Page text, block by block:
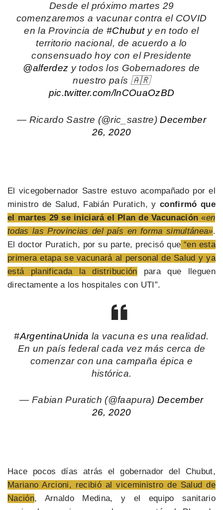
Desde el próximo martes 29
comenzaremos a vacunar contra el COVID
en la Provincia de #Chubuty en todo el
territorio nacional, de acuerdo a lo
consensuado hoy con el Presidente
@alferdez y todos los Gobernadores de
nuestro país 🇦🇷
pic.twitter.com/lnCOuaOzBD
— Ricardo Sastre (@ric_sastre)December
26, 2020
El vicegobernador Sastre estuvo acompañado por el
ministro de Salud, Fabián Puratich, y confirmó que
el martes 29 se iniciará el Plan de Vacunación «en
todas las Provincias del país en forma simultánea».
El doctor Puratich, por su parte, precisó que “en esta
primera etapa se vacunará al personal de Salud y ya
está planificada la distribución para que lleguen
directamente a los hospitales con UTI”.
#ArgentinaUnida la vacuna es una realidad.
En un país federal cada vez más cerca de
comenzar con una campaña épica e
histórica.
— Fabian Puratich (@faapura)December
26, 2020
Hace pocos días atrás el gobernador del Chubut,
Mariano Arcioni, recibió al viceministro de Salud de
Nación, Arnaldo Medina, y el equipo sanitario